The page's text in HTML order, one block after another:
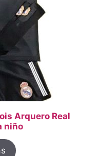
Arquero Real
niño